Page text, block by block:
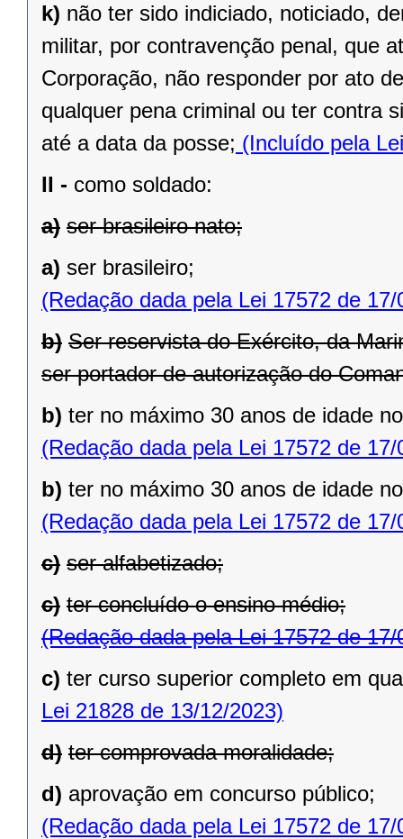
k) não ter sido indiciado, noticiado,
militar, por contravenção penal, que
Corporação, não responder por ato
qualquer pena criminal ou ter contra
até a data da posse; (Incluído pela
II - como soldado:
a) ser brasileiro nato;
a) ser brasileiro;
(Redação dada pela Lei 17572 de 17/
b) Ser reservista do Exército, da
ser portador de autorização do
b) ter no máximo 30 anos de idade
(Redação dada pela Lei 17572 de 17/
b) ter no máximo 30 anos de idade
(Redação dada pela Lei 17572 de 17/
c) ser alfabetizado;
c) ter concluído o ensino médio;
(Redação dada pela Lei 17572 de 17/
c) ter curso superior completo em
Lei 21828 de 13/12/2023)
d) ter comprovada moralidade;
d) aprovação em concurso público;
(Redação dada pela Lei 17572 de 17/